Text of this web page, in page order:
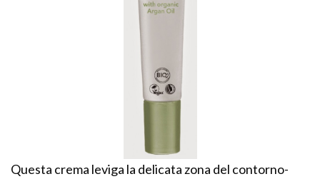
Questa crema leviga la delicata zona del contorno-